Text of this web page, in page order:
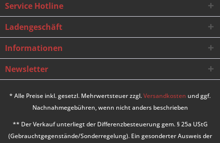
Service Hotline
Ladengeschäft
Informationen
Newsletter
* Alle Preise inkl. gesetzl. Mehrwertsteuer zzgl.Versandkosten und ggf.
Nachnahmegebühren, wenn nicht anders beschrieben
** Der Verkauf unterliegt der Differenzbesteuerung gem. § 25a UStG
(Gebrauchtgegenstände/Sonderregelung). Ein gesonderter Ausweis der